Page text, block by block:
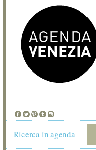
Ricerca in agenda